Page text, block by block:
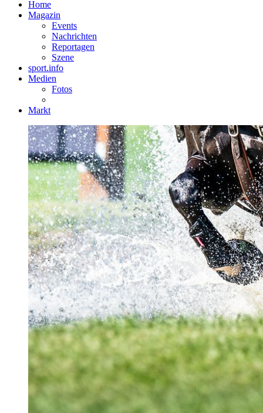
Home
Magazin
Events
Nachrichten
Reportagen
Szene
sport.info
Medien
Fotos
Markt